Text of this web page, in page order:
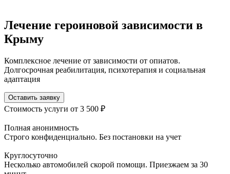
Лечение героиновой зависимости в
Крыму
Комплексное лечение от зависимости от опиатов.
Долгосрочная реабилитация, психотерапия и социальная
адаптация
Оставить заявку
Стоимость услуги от 3 500 ₽
Полная анонимность
Строго конфиденциально. Без постановки на учет
Круглосуточно
Несколько автомобилей скорой помощи. Приезжаем за 30